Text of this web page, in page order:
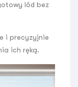
lód bez
i precyzyjnie
ich ręką.